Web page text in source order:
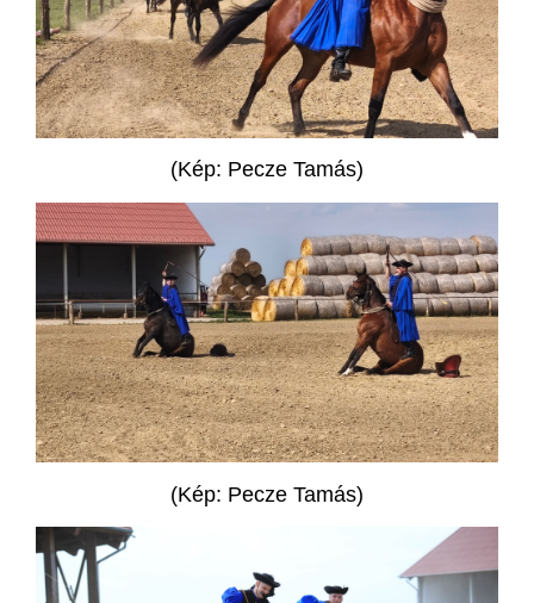
(Kép: Pecze Tamás)
(Kép: Pecze Tamás)